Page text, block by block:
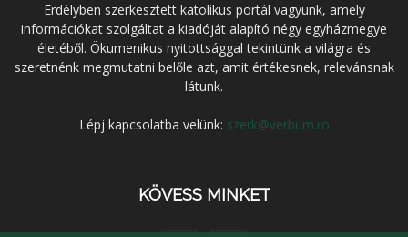
Erdélyben szerkesztett katolikus portál vagyunk, amely
információkat szolgáltat a kiadóját alapító négy egyházmegye
életéből. Ökumenikus nyitottsággal tekintünk a világra és
szeretnénk megmutatni belőle azt, amit értékesnek, relevánsnak
látunk.
Lépj kapcsolatba velünk: szerk@verbum.ro
KÖVESS MINKET